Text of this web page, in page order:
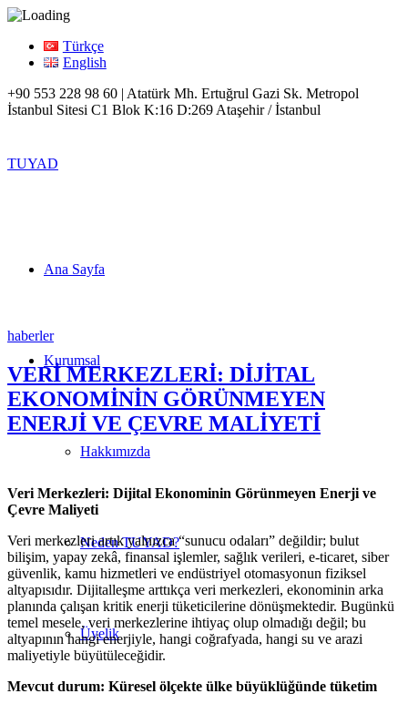
Türkçe
English
+90 553 228 98 60 | Atatürk Mh. Ertuğrul Gazi Sk. Metropol
İstanbul Sitesi C1 Blok K:16 D:269 Ataşehir / İstanbul
TUYAD
Ana Sayfa
Kurumsal
Hakkımızda
Neden TUYAD?
Üyelik
haberler
VERİ MERKEZLERİ: DİJİTAL
EKONOMİNİN GÖRÜNMEYEN
ENERJİ VE ÇEVRE MALİYETİ
Veri Merkezleri: Dijital Ekonominin Görünmeyen Enerji ve
Çevre Maliyeti
Veri merkezleri artık yalnızca “sunucu odaları” değildir; bulut
bilişim, yapay zekâ, finansal işlemler, sağlık verileri, e-ticaret, siber
güvenlik, kamu hizmetleri ve endüstriyel otomasyonun fiziksel
altyapısıdır. Dijitalleşme arttıkça veri merkezleri, ekonominin arka
planında çalışan kritik enerji tüketicilerine dönüşmektedir. Bugünkü
temel mesele, veri merkezlerine ihtiyaç olup olmadığı değil; bu
altyapının hangi enerjiyle, hangi coğrafyada, hangi su ve arazi
maliyetiyle büyütüleceğidir.
Mevcut durum: Küresel ölçekte ülke büyüklüğünde tüketim